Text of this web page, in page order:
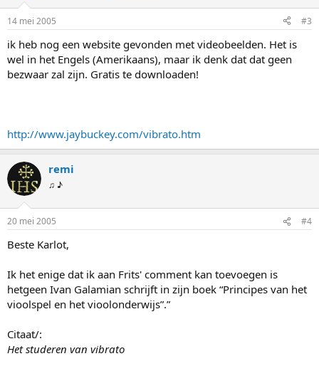
14 mei 2005 #3
ik heb nog een website gevonden met videobeelden. Het is
wel in het Engels (Amerikaans), maar ik denk dat dat geen
bezwaar zal zijn. Gratis te downloaden!
http://www.jaybuckey.com/vibrato.htm
remi
♫ ♪
20 mei 2005 #4
Beste Karlot,
Ik het enige dat ik aan Frits' comment kan toevoegen is
hetgeen Ivan Galamian schrijft in zijn boek “Principes van het
vioolspel en het vioolonderwijs”.”
Citaat/:
Het studeren van vibrato